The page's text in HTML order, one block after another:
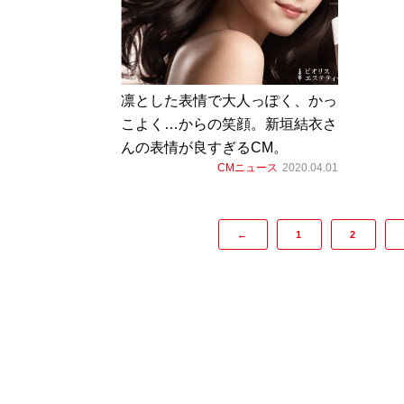
凛とした表情で大人っぽく、かっ
こよく…からの笑顔。新垣結衣さ
んの表情が良すぎるCM。
CMニュース 2020.04.01
← 1 2